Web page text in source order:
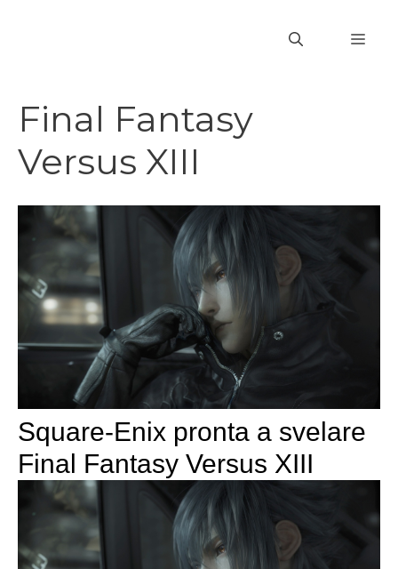
Final Fantasy
Versus XIII
Square-Enix pronta a svelare
Final Fantasy Versus XIII